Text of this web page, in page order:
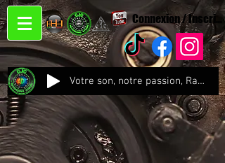
Connexion /
Votre son, notre passion, Radio CJC Recording Studio , là où chaque note prend vie !